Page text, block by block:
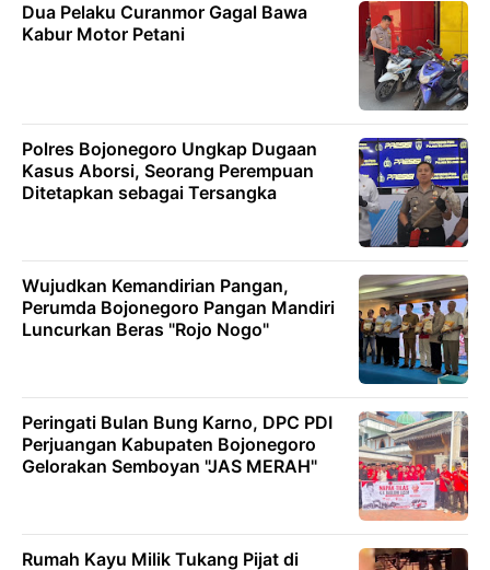
Dua Pelaku Curanmor Gagal Bawa
Kabur Motor Petani
Polres Bojonegoro Ungkap Dugaan
Kasus Aborsi, Seorang Perempuan
Ditetapkan sebagai Tersangka
Wujudkan Kemandirian Pangan,
Perumda Bojonegoro Pangan Mandiri
Luncurkan Beras "Rojo Nogo"
Peringati Bulan Bung Karno, DPC PDI
Perjuangan Kabupaten Bojonegoro
Gelorakan Semboyan "JAS MERAH"
Rumah Kayu Milik Tukang Pijat di